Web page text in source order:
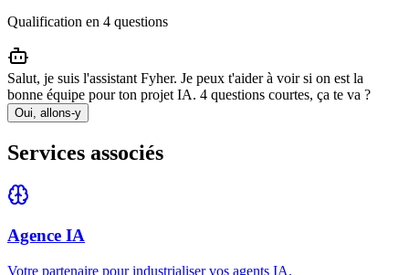
Qualification en 4 questions
Salut, je suis l'assistant Fyher. Je peux t'aider à voir si on est la
bonne équipe pour ton projet IA. 4 questions courtes, ça te va ?
Oui, allons-y
Services associés
Agence IA
Votre partenaire pour industrialiser vos agents IA.